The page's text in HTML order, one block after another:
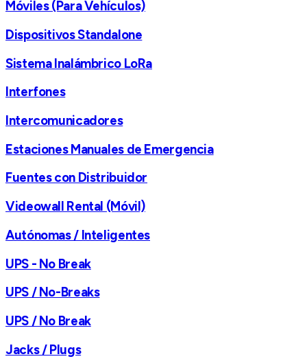
Móviles (Para Vehículos)
Dispositivos Standalone
Sistema Inalámbrico LoRa
Interfones
Intercomunicadores
Estaciones Manuales de Emergencia
Fuentes con Distribuidor
Videowall Rental (Móvil)
Autónomas / Inteligentes
UPS - No Break
UPS / No-Breaks
UPS / No Break
Jacks / Plugs